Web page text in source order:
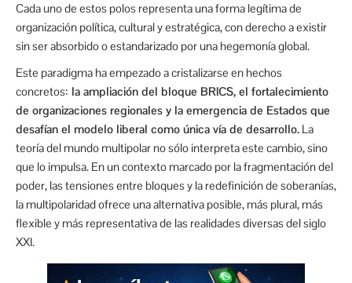
Cada uno de estos polos representa una forma legítima de
organización política, cultural y estratégica, con derecho a existir
sin ser absorbido o estandarizado por una hegemonía global.
Este paradigma ha empezado a cristalizarse en hechos
concretos: la ampliación del bloque BRICS, el fortalecimiento
de organizaciones regionales y la emergencia de Estados que
desafían el modelo liberal como única vía de desarrollo. La
teoría del mundo multipolar no sólo interpreta este cambio, sino
que lo impulsa. En un contexto marcado por la fragmentación del
poder, las tensiones entre bloques y la redefinición de soberanías,
la multipolaridad ofrece una alternativa posible, más plural, más
flexible y más representativa de las realidades diversas del siglo
XXI.